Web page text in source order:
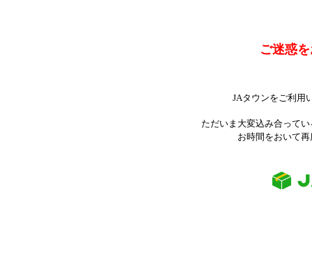
ご迷惑
JAタウンをご利用
ただいま大変込み合って
お時間をおいて